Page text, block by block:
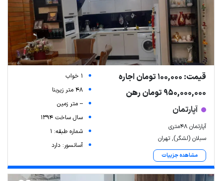
قیمت: 100,000 تومان اجاره
950,000,000 تومان رهن
آپارتمان
آپارتمان ۴۸متری
سبلان (لشگر), تهران
مشاهده جزییات
1 خواب
48 متر زیربنا
-- متر زمین
سال ساخت 1394
شماره طبقه: 1
آسانسور: دارد